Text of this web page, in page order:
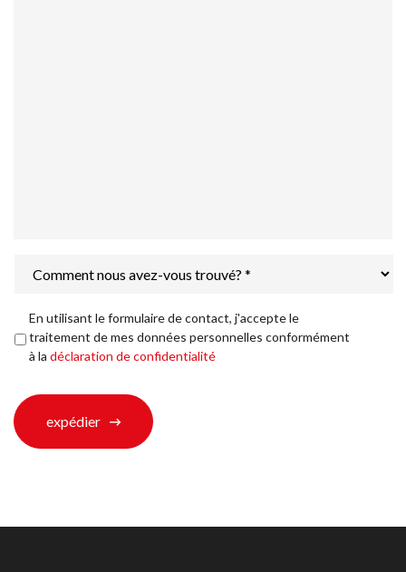
nous
vous
trouvé?
*
Déclaration
de
confidentialité
En utilisant le formulaire de contact, j'accepte le
traitement de mes données personnelles conformément
à la déclaration de confidentialité
expédier